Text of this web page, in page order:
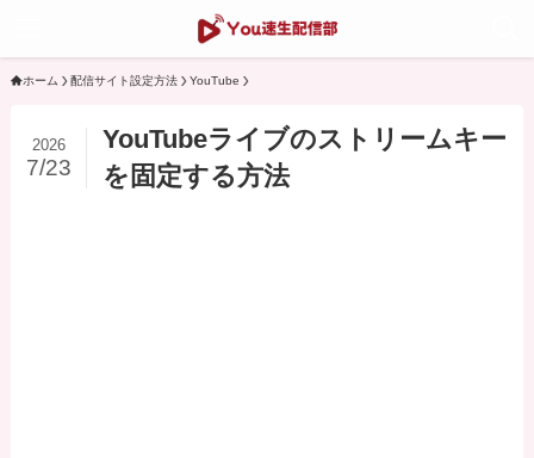
ホーム 配信サイト設定方法 YouTube
YouTubeライブのストリームキー
を固定する方法
2026
7/23